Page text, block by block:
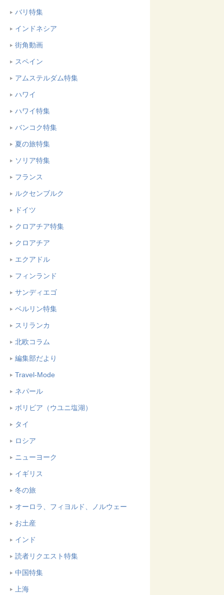
バリ特集
インドネシア
街角動画
スペイン
アムステルダム特集
ハワイ
ハワイ特集
バンコク特集
夏の旅特集
ソリア特集
フランス
ルクセンブルク
ドイツ
クロアチア特集
クロアチア
エクアドル
フィンランド
サンディエゴ
ベルリン特集
スリランカ
北欧コラム
編集部だより
Travel-Mode
ネパール
ボリビア（ウユニ塩湖）
タイ
ロシア
ニューヨーク
イギリス
冬の旅
オーロラ、フィヨルド、ノルウェー
お土産
インド
読者リクエスト特集
中国特集
上海